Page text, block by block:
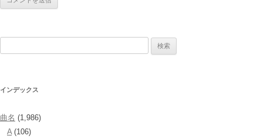
インデックス
曲名 (1,986)
A (106)